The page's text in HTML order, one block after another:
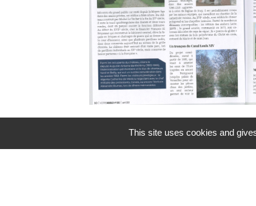
Retrouvez l'article se reportant
Magazine "Votre Agglo" du
This site uses cookies and